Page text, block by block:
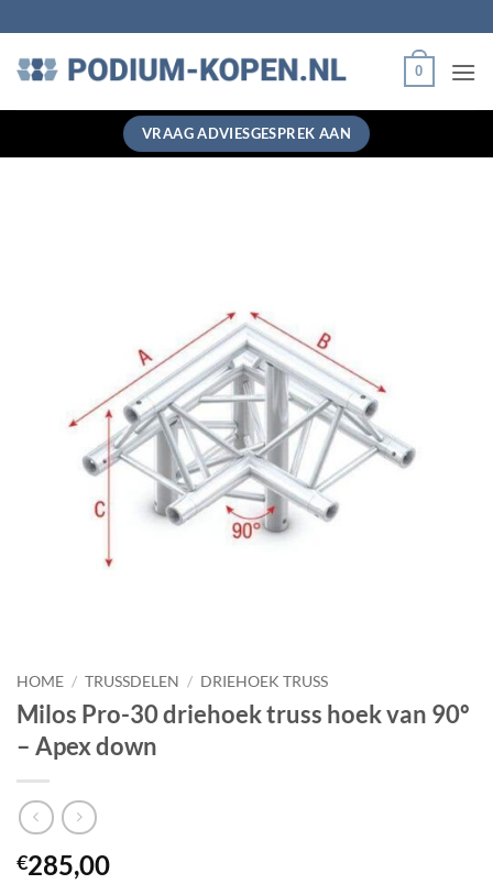
naar
inhoud
0
VRAAG ADVIESGESPREK AAN
HOME / TRUSSDELEN / DRIEHOEK TRUSS
Milos Pro-30 driehoek truss hoek van 90º
– Apex down
€285,00